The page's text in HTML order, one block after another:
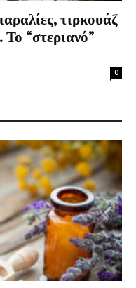
τιρκουάζ
Το “στεριανό”
0